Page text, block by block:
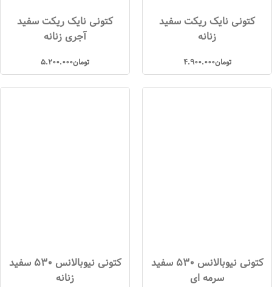
کتونی نایک ریکت سفید
زنانه
تومان4.900.000
کتونی نایک ریکت سفید
آجری زنانه
تومان5.200.000
کتونی نیوبالانس 530 سفید
سرمه ای
کتونی نیوبالانس 530 سفید
زنانه